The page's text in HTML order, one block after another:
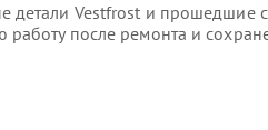
детали Vestfrost и прошедшие
работу после ремонта и